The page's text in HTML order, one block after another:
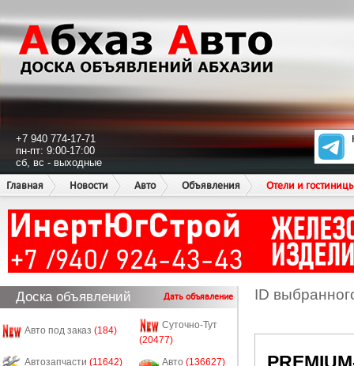
+7 940 774-17-71
пн-пт: 9:00-17:00
сб, вс - выходные
Главная
Новости Авто Объявления Отели и
Доска объявлений Дать объявление
Авто под заказ (184)
Суточно-Тут
(20477)
Автозапчасти (11642) Авто (136627)
ID